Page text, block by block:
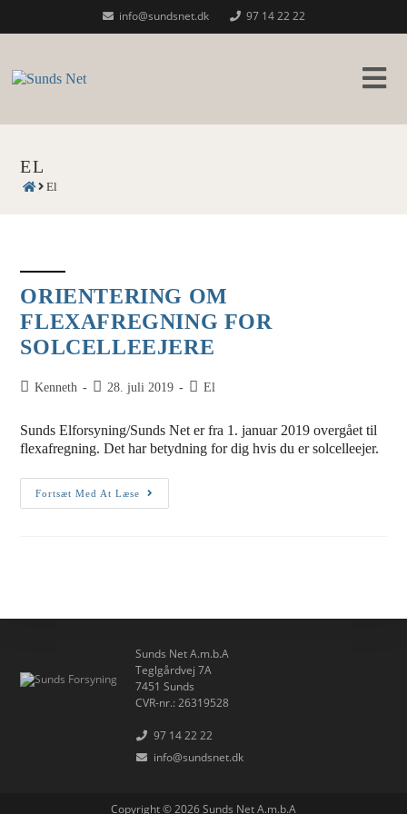
info@sundsnet.dk 97 14 22 22
EL
El
ORIENTERING OM
FLEXAFREGNING FOR
SOLCELLEEJERE
PostKenneth
Post28. juli 2019
PostEl
Sunds Elforsyning/Sunds Net er fra 1. januar 2019 overgået til
flexafregning. Det har betydning for dig hvis du er solcelleejer.
Fortsæt Med At Læse
Orientering
Om
Sunds Net A.m.b.A
Teglgårdvej 7A
7451 Sunds
CVR-nr.: 26319528
97 14 22 22
info@sundsnet.dk
Copyright © 2026Sunds Net A.m.b.A